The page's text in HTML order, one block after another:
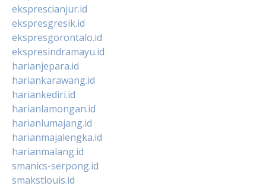
eksprescianjur.id
ekspresgresik.id
ekspresgorontalo.id
ekspresindramayu.id
harianjepara.id
hariankarawang.id
hariankediri.id
harianlamongan.id
harianlumajang.id
harianmajalengka.id
harianmalang.id
smanics-serpong.id
smakstlouis.id